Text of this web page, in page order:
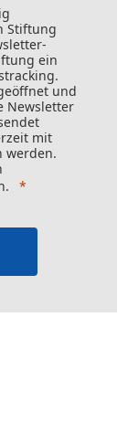
Stiftung
ein
und
Newsletter
mit
werden.
.